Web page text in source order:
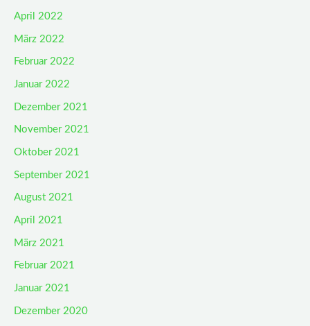
April 2022
März 2022
Februar 2022
Januar 2022
Dezember 2021
November 2021
Oktober 2021
September 2021
August 2021
April 2021
März 2021
Februar 2021
Januar 2021
Dezember 2020